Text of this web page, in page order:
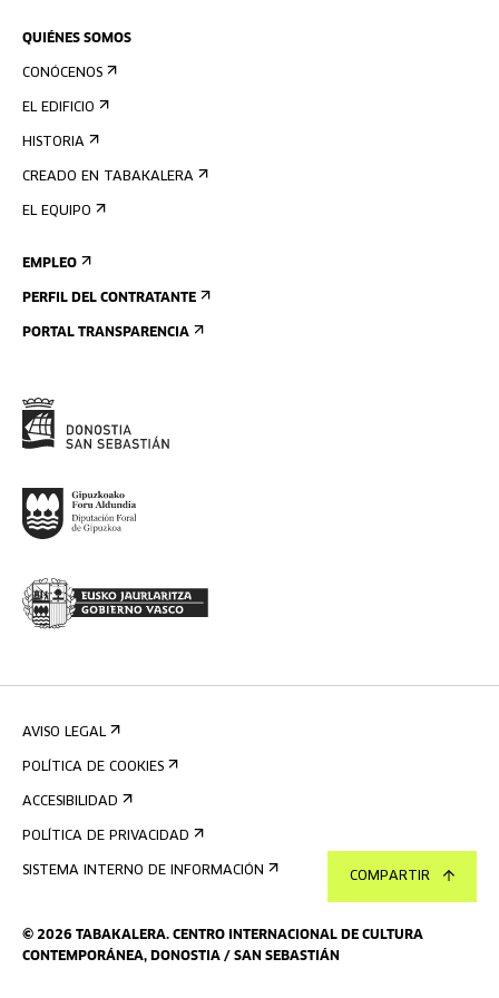
COMPARTIR
QUIÉNES SOMOS
CONÓCENOS
EL EDIFICIO
HISTORIA
CREADO EN TABAKALERA
EL EQUIPO
EMPLEO
PERFIL DEL CONTRATANTE
PORTAL TRANSPARENCIA
© 2026 TABAKALERA. CENTRO INTERNACIONAL DE CULTURA
CONTEMPORÁNEA, DONOSTIA / SAN SEBASTIÁN
AVISO LEGAL
POLÍTICA DE COOKIES
ACCESIBILIDAD
POLÍTICA DE PRIVACIDAD
SISTEMA INTERNO DE INFORMACIÓN